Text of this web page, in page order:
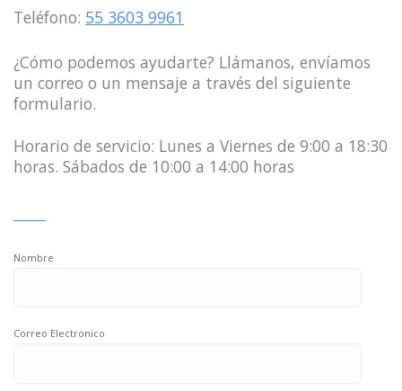
Teléfono: 55 3603 9961
¿Cómo podemos ayudarte? Llámanos, envíamos
un correo o un mensaje a través del siguiente
formulario.
Horario de servicio: Lunes a Viernes de 9:00 a 18:30
horas. Sábados de 10:00 a 14:00 horas
Nombre
Correo Electronico